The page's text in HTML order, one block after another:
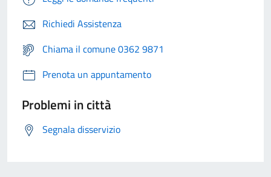
Richiedi Assistenza
Chiama il comune 0362 9871
Prenota un appuntamento
Problemi in città
Segnala disservizio